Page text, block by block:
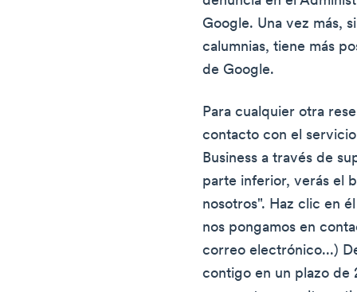
Google. Una vez más,
calumnias, tiene más
de Google.
Para cualquier otra
contacto con el
Business a través de
parte inferior, verás el
nosotros". Haz clic en
nos pongamos en
correo electrónico...)
contigo en un plazo de